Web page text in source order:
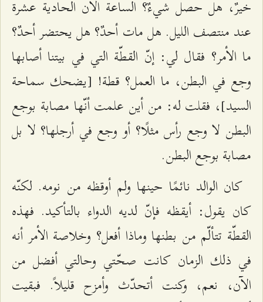
خيرٌ، هل حصل شيءٌ؟ الساعة الآن الحادية عشرة
عند منتصف الليل. هل مات أحدٌ؟ هل يحتضر أحدٌ؟
ما الأمر؟ فقال لي: إنّ القطّة التي في بيتنا أصابها
وجع في البطن، ما العمل؟ قطة! [يضحك سماحة
السيد]، فقلت له: من أين علمت أنّها مصابة بوجع
البطن لا وجع رأس مثلًا؟ أو وجع في أرجلها؟ لا بل
مصابة بوجع البطن.
كان الوالد نائمًا حينها ولم أوقظه من نومه. لكنّه
كان يقول: أيقظه فإنّ لديه الدواء بالتأكيد. فهذه
القطّة تتألّم من بطنها وماذا أفعل؟ وخلاصة الأمر أنه
في ذلك الزمان كانت صحّتي وحالتي أفضل من
الآن، نعم، وكنت أتحدّث وأمزح قليلاً. فبقيت